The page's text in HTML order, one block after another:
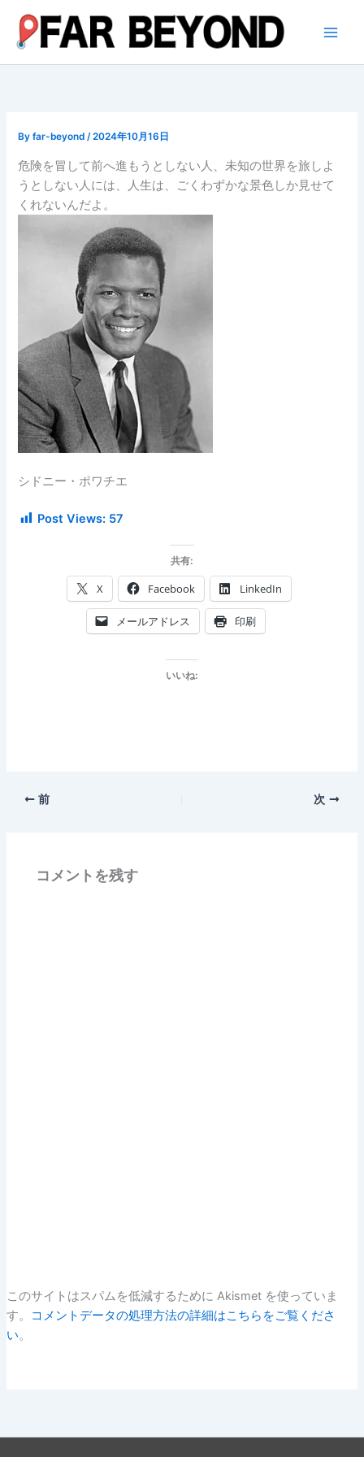
ス
Byfar-beyond/2024年10月16日
危険を冒して前へ進もうとしない人、未知の世界を旅しよ
うとしない人には、人生は、ごくわずかな景色しか見せて
くれないんだよ。
シドニー・ポワチエ
Post Views: 57
共有:
X Facebook LinkedIn
メールアドレス 印刷
いいね:
前 次
コメントを残す
このサイトはスパムを低減するために Akismet を使っていま
す。
コメントデータの処理方法の詳細はこちらをご覧くださ
い。